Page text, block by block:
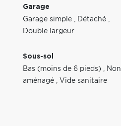
Garage
Garage simple , Détaché ,
Double largeur
Sous-sol
Bas (moins de 6 pieds) , Non
aménagé , Vide sanitaire